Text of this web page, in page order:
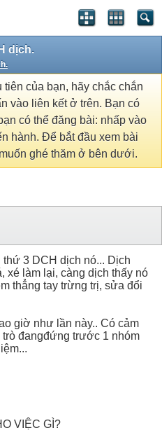
dịch.
tiên của bạn, hãy chắc chắn
vào liên kết ở trên. Bạn có
có thể đăng bài: nhấp vào
hành. Để bắt đầu xem bài
ghé thăm ở bên dưới.
3 DCH dịch nó... Dịch
xé làm lại, càng dịch thấy nó
thẳng tay trừng trị, sửa đổi
giờ như lần này.. Có cảm
đangđứng trước 1 nhóm
VIỆC GÌ?